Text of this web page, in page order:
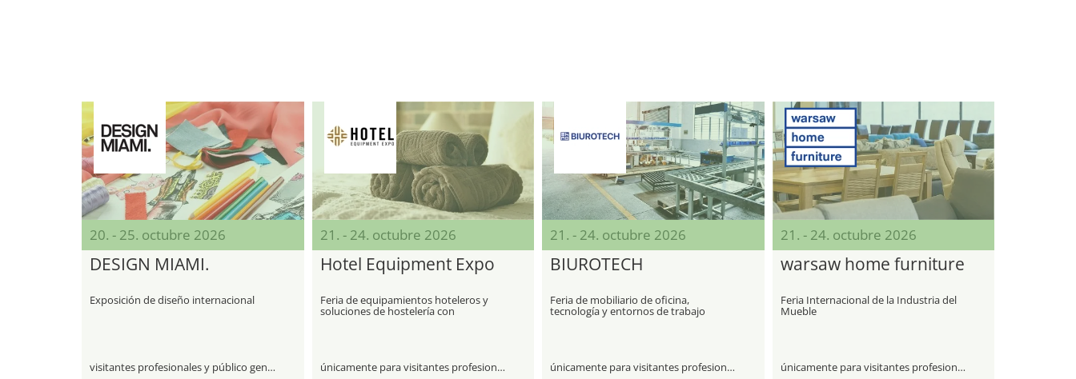
20. - 25. octubre 2026
DESIGN MIAMI.
Exposición de diseño internacional
visitantes profesionales y público general
21. - 24. octubre 2026
Hotel Equipment Expo
Feria de equipamientos hoteleros y
soluciones de hostelería con
únicamente para visitantes profesionales
21. - 24. octubre 2026
BIUROTECH
Feria de mobiliario de oficina,
tecnología y entornos de trabajo
modernos
únicamente para visitantes profesionales
21. - 24. octubre 2026
warsaw home furniture
Feria Internacional de la Industria del
Mueble
únicamente para visitantes profesionales